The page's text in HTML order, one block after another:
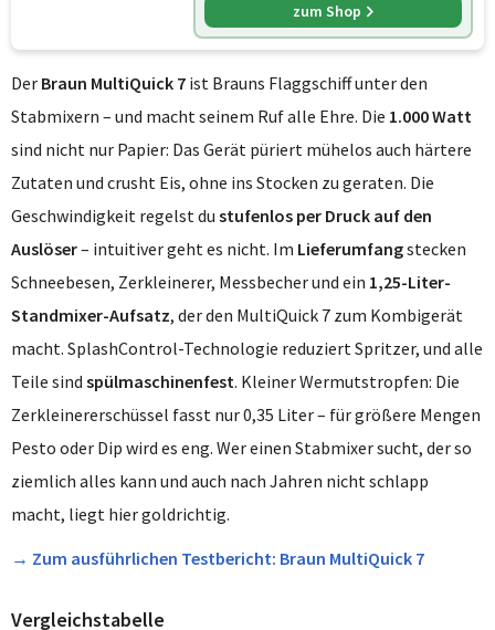
zum Shop
Der Braun MultiQuick 7 ist Brauns Flaggschiff unter den
Stabmixern – und macht seinem Ruf alle Ehre. Die 1.000 Watt
sind nicht nur Papier: Das Gerät püriert mühelos auch härtere
Zutaten und crusht Eis, ohne ins Stocken zu geraten. Die
Geschwindigkeit regelst du stufenlos per Druck auf den
Auslöser– intuitiver geht es nicht. Im Lieferumfangstecken
Schneebesen, Zerkleinerer, Messbecher und ein 1,25-Liter-
Standmixer-Aufsatz, der den MultiQuick 7 zum Kombigerät
macht. SplashControl-Technologie reduziert Spritzer, und alle
Teile sind spülmaschinenfest. Kleiner Wermutstropfen: Die
Zerkleinererschüssel fasst nur 0,35 Liter – für größere Mengen
Pesto oder Dip wird es eng. Wer einen Stabmixer sucht, der so
ziemlich alles kann und auch nach Jahren nicht schlapp
macht, liegt hier goldrichtig.
→ Zum ausführlichen Testbericht: Braun MultiQuick 7
Vergleichstabelle